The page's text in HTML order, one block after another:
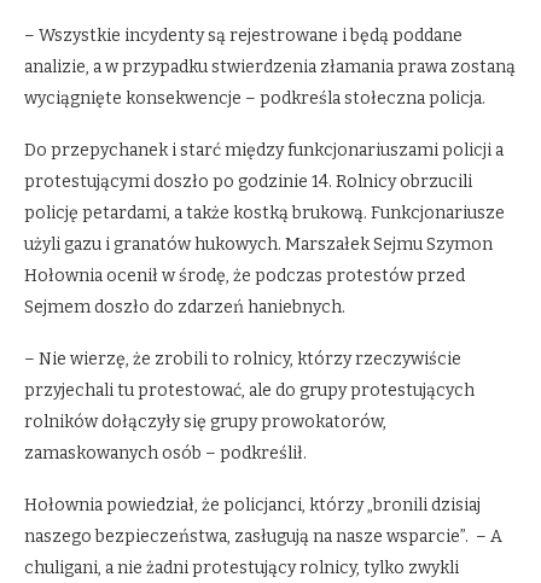
– Wszystkie incydenty są rejestrowane i będą poddane
analizie, a w przypadku stwierdzenia złamania prawa zostaną
wyciągnięte konsekwencje – podkreśla stołeczna policja.
Do przepychanek i starć między funkcjonariuszami policji a
protestującymi doszło po godzinie 14. Rolnicy obrzucili
policję petardami, a także kostką brukową. Funkcjonariusze
użyli gazu i granatów hukowych. Marszałek Sejmu Szymon
Hołownia ocenił w środę, że podczas protestów przed
Sejmem doszło do zdarzeń haniebnych.
– Nie wierzę, że zrobili to rolnicy, którzy rzeczywiście
przyjechali tu protestować, ale do grupy protestujących
rolników dołączyły się grupy prowokatorów,
zamaskowanych osób – podkreślił.
Hołownia powiedział, że policjanci, którzy „bronili dzisiaj
naszego bezpieczeństwa, zasługują na nasze wsparcie”. – A
chuligani, a nie żadni protestujący rolnicy, tylko zwykli